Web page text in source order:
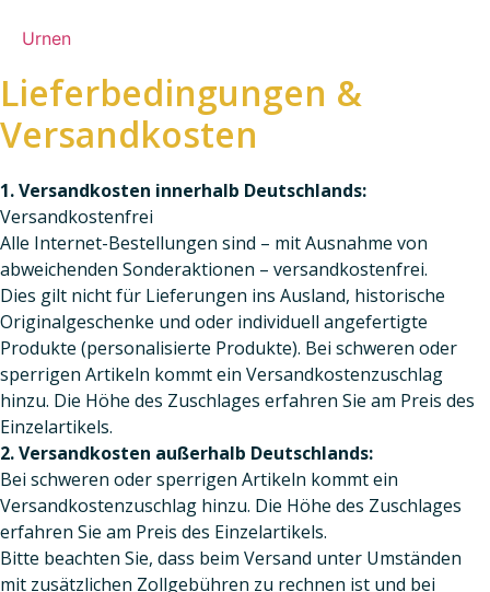
Urnen
Lieferbedingungen &
Versandkosten
1. Versandkosten innerhalb Deutschlands:
Versandkostenfrei
Alle Internet-Bestellungen sind – mit Ausnahme von
abweichenden Sonderaktionen – versandkostenfrei.
Dies gilt nicht für Lieferungen ins Ausland, historische
Originalgeschenke und oder individuell angefertigte
Produkte (personalisierte Produkte). Bei schweren oder
sperrigen Artikeln kommt ein Versandkostenzuschlag
hinzu. Die Höhe des Zuschlages erfahren Sie am Preis des
Einzelartikels.
2. Versandkosten außerhalb Deutschlands:
Bei schweren oder sperrigen Artikeln kommt ein
Versandkostenzuschlag hinzu. Die Höhe des Zuschlages
erfahren Sie am Preis des Einzelartikels.
Bitte beachten Sie, dass beim Versand unter Umständen
mit zusätzlichen Zollgebühren zu rechnen ist und bei